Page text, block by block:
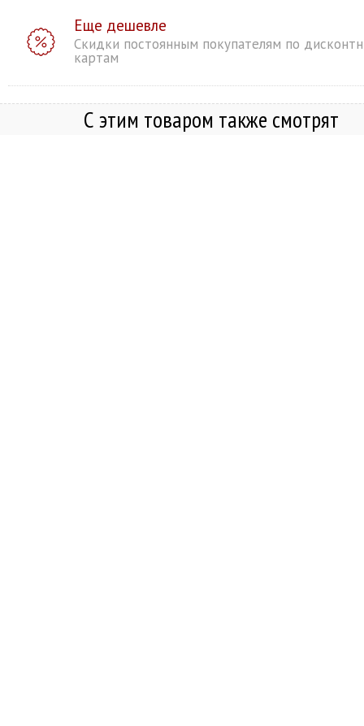
Еще дешевле
Скидки постоянным покупателям по
картам
С этим товаром также смотрят